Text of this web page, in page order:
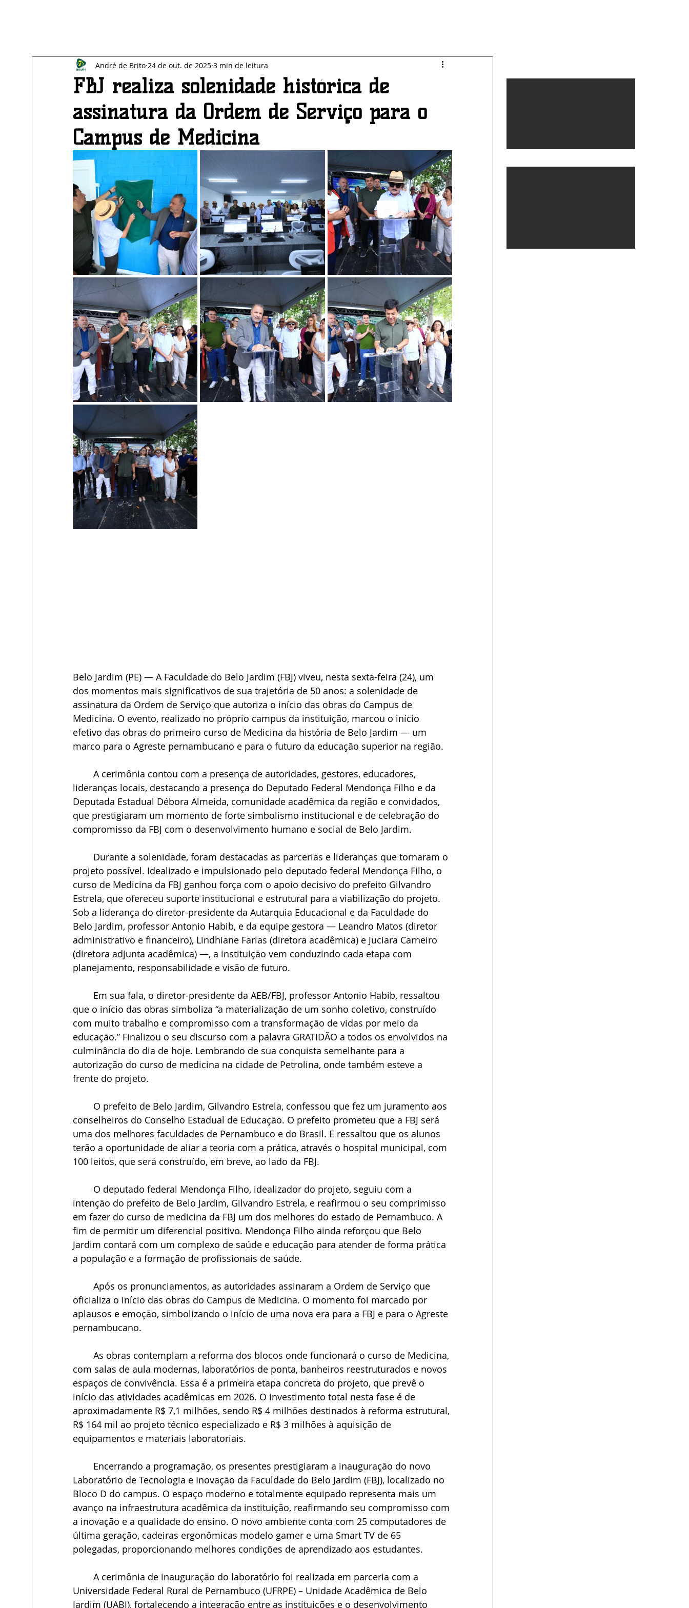
ECONOMIA AGRESTE
FBJ realiza solenidade histórica de
assinatura da Ordem de Serviço para o
Campus de Medicina
André de Brito 24 de out. de 2025 3 min de leitura
Belo Jardim (PE) — A Faculdade do Belo Jardim (FBJ) viveu, nesta sexta-feira (24), um
dos momentos mais significativos de sua trajetória de 50 anos: a solenidade de
assinatura da Ordem de Serviço que autoriza o início das obras do Campus de
Medicina. O evento, realizado no próprio campus da instituição, marcou o início
efetivo das obras do primeiro curso de Medicina da história de Belo Jardim — um
marco para o Agreste pernambucano e para o futuro da educação superior na região.
lideranças locais, destacando a presença do Deputado Federal Mendonça Filho e da
Deputada Estadual Débora Almeida, comunidade acadêmica da região e convidados,
que prestigiaram um momento de forte simbolismo institucional e de celebração do
compromisso da FBJ com o desenvolvimento humano e social de Belo Jardim.
projeto possível. Idealizado e impulsionado pelo deputado federal Mendonça Filho, o
curso de Medicina da FBJ ganhou força com o apoio decisivo do prefeito Gilvandro
Estrela, que ofereceu suporte institucional e estrutural para a viabilização do projeto.
Sob a liderança do diretor-presidente da Autarquia Educacional e da Faculdade do
Belo Jardim, professor Antonio Habib, e da equipe gestora — Leandro Matos (diretor
administrativo e financeiro), Lindhiane Farias (diretora acadêmica) e Juciara Carneiro
(diretora adjunta acadêmica) —, a instituição vem conduzindo cada etapa com
planejamento, responsabilidade e visão de futuro.
que o início das obras simboliza “a materialização de um sonho coletivo, construído
com muito trabalho e compromisso com a transformação de vidas por meio da
educação.” Finalizou o seu discurso com a palavra GRATIDÃO a todos os envolvidos na
culminância do dia de hoje. Lembrando de sua conquista semelhante para a
autorização do curso de medicina na cidade de Petrolina, onde também esteve a
frente do projeto.
conselheiros do Conselho Estadual de Educação. O prefeito prometeu que a FBJ será
uma dos melhores faculdades de Pernambuco e do Brasil. E ressaltou que os alunos
terão a oportunidade de aliar a teoria com a prática, através o hospital municipal, com
100 leitos, que será construído, em breve, ao lado da FBJ.
intenção do prefeito de Belo Jardim, Gilvandro Estrela, e reafirmou o seu comprimisso
em fazer do curso de medicina da FBJ um dos melhores do estado de Pernambuco. A
fim de permitir um diferencial positivo. Mendonça Filho ainda reforçou que Belo
Jardim contará com um complexo de saúde e educação para atender de forma prática
a população e a formação de profissionais de saúde.
oficializa o início das obras do Campus de Medicina. O momento foi marcado por
aplausos e emoção, simbolizando o início de uma nova era para a FBJ e para o Agreste
pernambucano.
com salas de aula modernas, laboratórios de ponta, banheiros reestruturados e novos
espaços de convivência. Essa é a primeira etapa concreta do projeto, que prevê o
início das atividades acadêmicas em 2026. O investimento total nesta fase é de
aproximadamente R$ 7,1 milhões, sendo R$ 4 milhões destinados à reforma estrutural,
R$ 164 mil ao projeto técnico especializado e R$ 3 milhões à aquisição de
equipamentos e materiais laboratoriais.
Laboratório de Tecnologia e Inovação da Faculdade do Belo Jardim (FBJ), localizado no
Bloco D do campus. O espaço moderno e totalmente equipado representa mais um
avanço na infraestrutura acadêmica da instituição, reafirmando seu compromisso com
a inovação e a qualidade do ensino. O novo ambiente conta com 25 computadores de
última geração, cadeiras ergonômicas modelo gamer e uma Smart TV de 65
polegadas, proporcionando melhores condições de aprendizado aos estudantes.
Universidade Federal Rural de Pernambuco (UFRPE) – Unidade Acadêmica de Belo
Jardim (UABJ), fortalecendo a integração entre as instituições e o desenvolvimento